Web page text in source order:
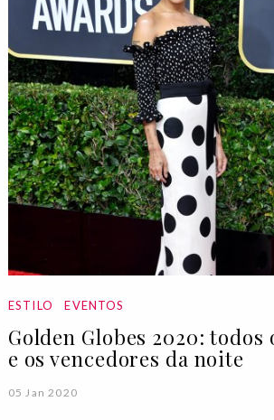
ESTILO EVENTOS
Golden Globes 2020: todos
e os vencedores da noite
05 Jan 2020